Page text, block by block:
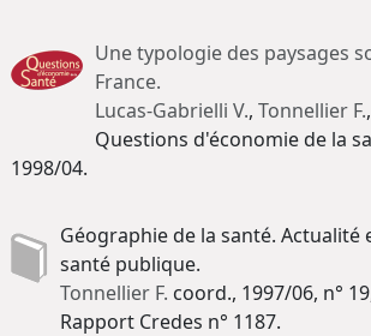
Une typologie des paysages
France.
Lucas-Gabrielli V., Tonnellier F.
Questions d'économie de la
1998/04.
Géographie de la santé. Actualité
santé publique.
Tonnellier F. coord., 1997/06, n°
Rapport Credes n° 1187.